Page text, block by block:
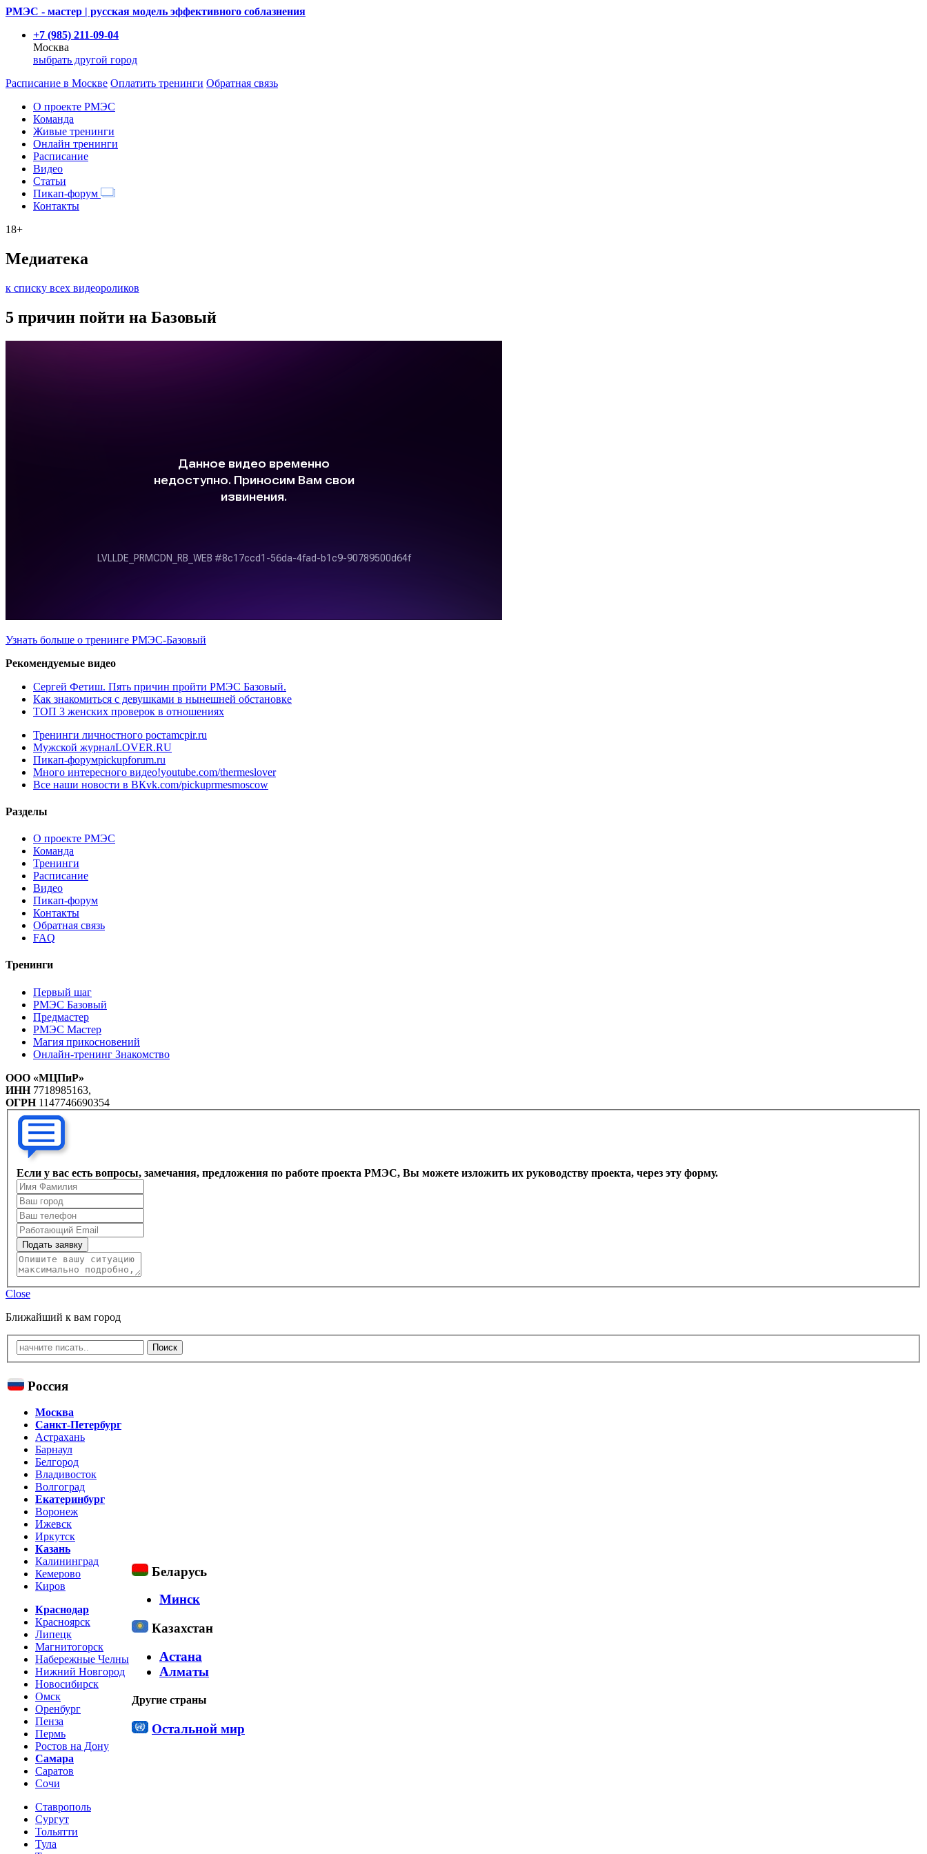
РМЭС - мастер | русская модель эффективного соблазнения
+7 (985) 211-09-04
Москва
выбрать другой город
Расписание в Москве Оплатить тренинги Обратная связь
О проекте РМЭС
Команда
Живые тренинги
Онлайн тренинги
Расписание
Видео
Статьи
Пикап-форум
Контакты
18+
Медиатека
к списку всех видеороликов
5 причин пойти на Базовый
Узнать больше о тренинге РМЭС-Базовый
Рекомендуемые видео
Сергей Фетиш. Пять причин пройти РМЭС Базовый.
Как знакомиться с девушками в нынешней обстановке
ТОП 3 женских проверок в отношениях
Тренинги личностного ростаmcpir.ru
Мужской журналLOVER.RU
Пикап-форумpickupforum.ru
Много интересного видео!youtube.com/thermeslover
Все наши новости в ВКvk.com/pickuprmesmoscow
Разделы
О проекте РМЭС
Команда
Тренинги
Расписание
Видео
Пикап-форум
Контакты
Обратная связь
FAQ
Тренинги
Первый шаг
РМЭС Базовый
Предмастер
РМЭС Мастер
Магия прикосновений
Онлайн-тренинг Знакомство
ООО «МЦПиР»
ИНН7718985163,
ОГРН1147746690354
Если у вас есть вопросы, замечания, предложения по работе проекта РМЭС, Вы можете изложить их руководству проекта, через эту форму.
Подать заявку
Close
Ближайший к вам город
Россия
Москва
Санкт-Петербург
Астрахань
Барнаул
Белгород
Владивосток
Волгоград
Екатеринбург
Воронеж
Ижевск
Иркутск
Казань
Калининград
Кемерово
Киров
Краснодар
Красноярск
Липецк
Магнитогорск
Набережные Челны
Нижний Новгород
Новосибирск
Омск
Оренбург
Пенза
Пермь
Ростов на Дону
Самара
Саратов
Сочи
Ставрополь
Сургут
Тольятти
Тула
Беларусь
Минск
Казахстан
Астана
Алматы
Другие страны
Остальной мир